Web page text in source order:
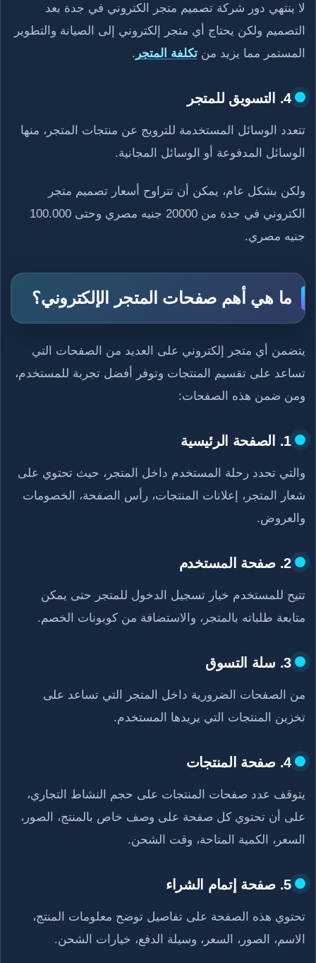
لا ينتهي دور شركة تصميم متجر الكتروني في جدة بعد
التصميم ولكن يحتاج أي متجر إلكتروني إلى الصيانة والتطوير
المستمر مما يزيد من تكلفة المتجر .
4. التسويق للمتجر
تتعدد الوسائل المستخدمة للترويج عن منتجات المتجر، منها
الوسائل المدفوعة أو الوسائل المجانية.
ولكن بشكل عام، يمكن أن تتراوح أسعار تصميم متجر
الكتروني في جدة من 20000 جنيه مصري وحتى 100.000
جنيه مصري.
ما هي أهم صفحات المتجر الإلكتروني؟
يتضمن أي متجر إلكتروني على العديد من الصفحات التي
تساعد على تقسيم المنتجات وتوفر أفضل تجربة للمستخدم،
ومن ضمن هذه الصفحات:
1. الصفحة الرئيسية
والتي تحدد رحلة المستخدم داخل المتجر، حيث تحتوي على
شعار المتجر، إعلانات المنتجات، رأس الصفحة، الخصومات
والعروض.
2. صفحة المستخدم
تتيح للمستخدم خيار تسجيل الدخول للمتجر حتى يمكن
متابعة طلباته بالمتجر، والاستضافة من كوبونات الخصم.
3. سلة التسوق
من الصفحات الضرورية داخل المتجر التي تساعد على
تخزين المنتجات التي يريدها المستخدم.
4. صفحة المنتجات
يتوقف عدد صفحات المنتجات على حجم النشاط التجاري،
على أن تحتوي كل صفحة على وصف خاص بالمنتج، الصور،
السعر، الكمية المتاحة، وقت الشحن.
5. صفحة إتمام الشراء
تحتوي هذه الصفحة على تفاصيل توضح معلومات المنتج،
الاسم، الصور، السعر، وسيلة الدفع، خيارات الشحن.